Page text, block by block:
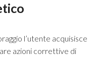
l’utente acquisisce
azioni correttive di